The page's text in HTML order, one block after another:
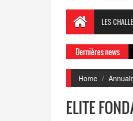
LES
Dernières news
Home
ELITE